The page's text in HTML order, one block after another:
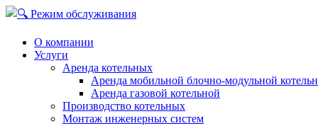
О компании
Услуги
Аренда котельных
Аренда мобильной блочно-модульной
Аренда газовой котельной
Производство котельных
Монтаж инженерных систем